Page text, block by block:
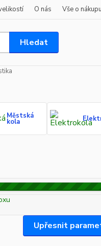
O nás Vše o nákupu
Hledat
Městská
kola
Upřesnit